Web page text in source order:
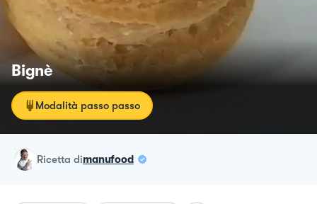
Bignè
Modalità passo passo
ricetta dimanufood